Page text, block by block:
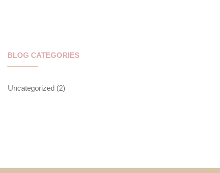
BLOG CATEGORIES
Uncategorized (2)